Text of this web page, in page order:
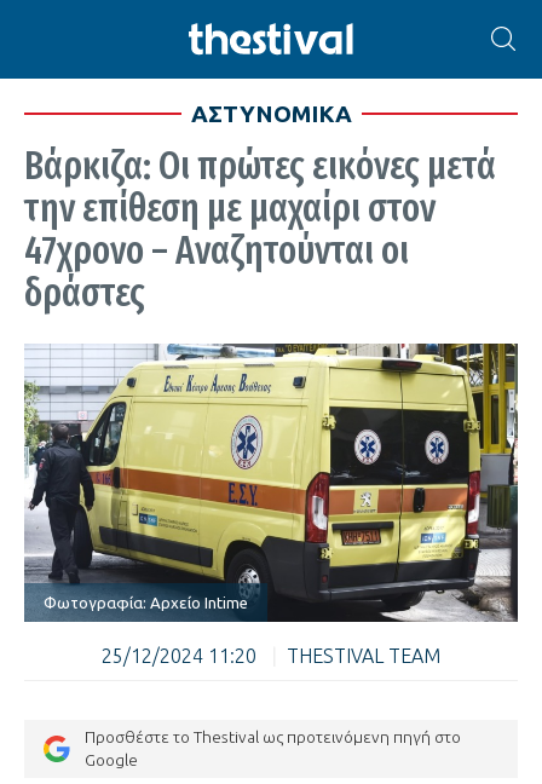
ΑΣΤΥΝΟΜΙΚΑ
Βάρκιζα: Οι πρώτες εικόνες μετά
την επίθεση με μαχαίρι στον
47χρονο – Αναζητούνται οι
δράστες
Φωτογραφία: Αρχείο Intime
25/12/2024 11:20 THESTIVAL TEAM
Προσθέστε το Thestival ως προτεινόμενη πηγή στο
Google